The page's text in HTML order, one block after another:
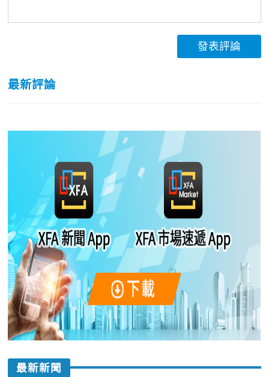
發表評論
最新評論
最新新聞